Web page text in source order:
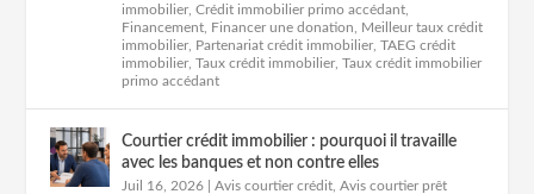
immobilier ,Crédit immobilier primo accédant
Financement Financer une donation
Meilleur taux crédit
immobilier Partenariat crédit immobilier ,TAEG crédit
immobilier ,Taux crédit immobilier ,Taux crédit immobilier
primo accédant
Courtier crédit immobilier : pourquoi il travaille
avec les banques et non contre elles
Juil 16, 2026 |Avis courtier crédit ,Avis courtier prêt